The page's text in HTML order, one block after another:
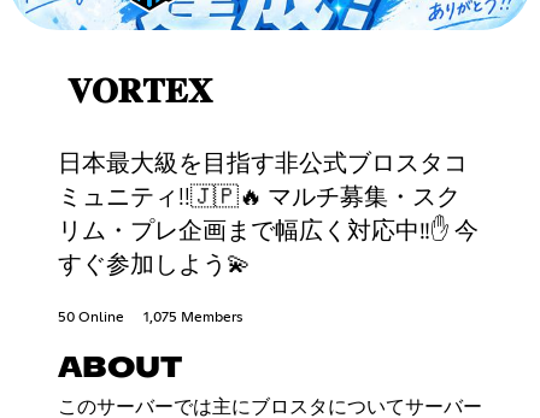
𝐕𝐎𝐑𝐓𝐄𝐗
日本最大級を目指す非公式ブロスタコ
ミュニティ!!🇯🇵🔥 マルチ募集・スク
リム・プレ企画まで幅広く対応中‼✋ 今
すぐ参加しよう💫
50 Online 1,075 Members
ABOUT
このサーバーでは主にブロスタについてサーバー